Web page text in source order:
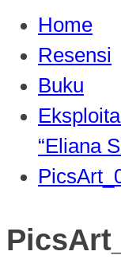
Home
Resensi
Buku
“Eliana